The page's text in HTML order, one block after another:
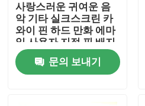
사랑스러운 귀여운 음
악 기타 실크스크린 카
와이 핀 하드 만화 에마
일 사용자 지정 핀 배지
어린이 선물
문의 보내기